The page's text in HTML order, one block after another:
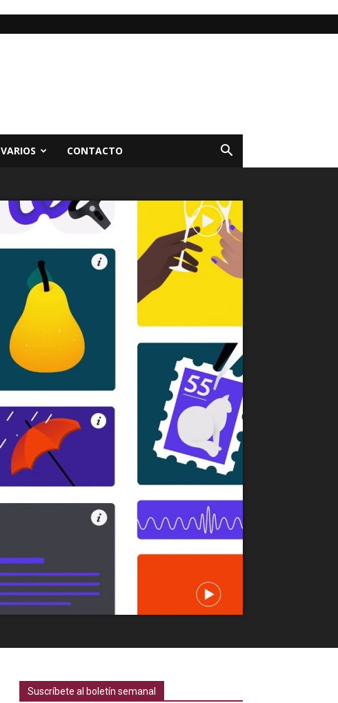
VARIOS CONTACTO
Suscríbete al boletín semanal